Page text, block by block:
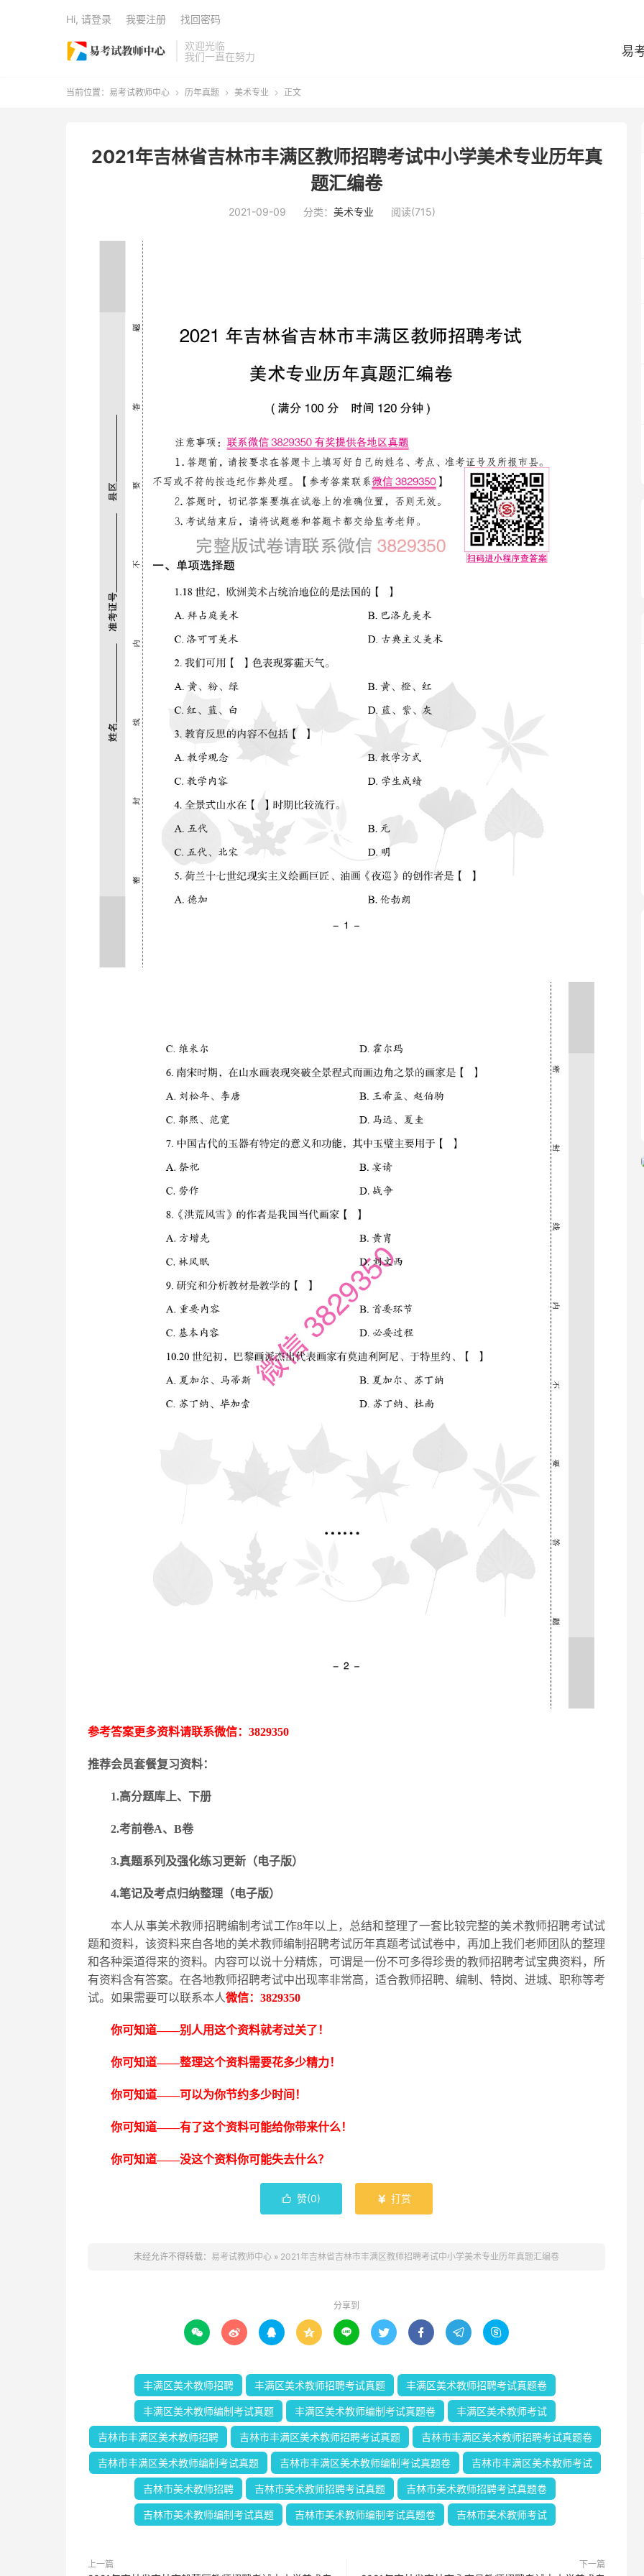
欢迎光临
我们一直在努力
易
Hi, 请登录 我要注册 找回密码
当前位置： 易考试教师中心  历年真题  美术专业  正文
2021年吉林省吉林市丰满区教师招聘考试中小学美术专业历年真
题汇编卷
2021-09-09 分类： 美术专业 阅读(715)
参考答案更多资料请联系微信： 3829350
推荐会员套餐复习资料：
1.高分题库上、下册
2.考前卷A、B卷
3.真题系列及强化练习更新 （电子版）
4.笔记及考点归纳整理（电子版）
本人从事美术教师招聘编制考试工作8年以上，总结和整理了一套比较完整的美术教师招聘考试试
题和资料，该资料来自各地的美术教师编制招聘考试历年真题考试试卷中，再加上我们老师团队的整理
和各种渠道得来的资料。内容可以说十分精炼，可谓是一份不可多得珍贵的教师招聘考试宝典资料，所
有资料含有答案。在各地教师招聘考试中出现率非常高，适合教师招聘、编制、特岗、进城、职称等考
试。如果需要可以联系本人微信： 3829350
你可知道——别人用这个资料就考过关了！
你可知道——整理这个资料需要花多少精力！
你可知道——可以为你节约多少时间！
你可知道——有了这个资料可能给你带来什么！
你可知道——没这个资料你可能失去什么？
 赞(0)  打赏
未经允许不得转载： 易考试教师中心 » 2021年吉林省吉林市丰满区教师招聘考试中小学美术专业历年真题汇编卷
分享到
        
丰满区美术教师招聘 丰满区美术教师招聘考试真题 丰满区美术教师招聘考试真题卷
丰满区美术教师编制考试真题 丰满区美术教师编制考试真题卷 丰满区美术教师考试
吉林市丰满区美术教师招聘 吉林市丰满区美术教师招聘考试真题 吉林市丰满区美术教师招聘考试真题卷
吉林市丰满区美术教师编制考试真题 吉林市丰满区美术教师编制考试真题卷 吉林市丰满区美术教师考试
吉林市美术教师招聘 吉林市美术教师招聘考试真题 吉林市美术教师招聘考试真题卷
吉林市美术教师编制考试真题 吉林市美术教师编制考试真题卷 吉林市美术教师考试
上一篇 下一篇